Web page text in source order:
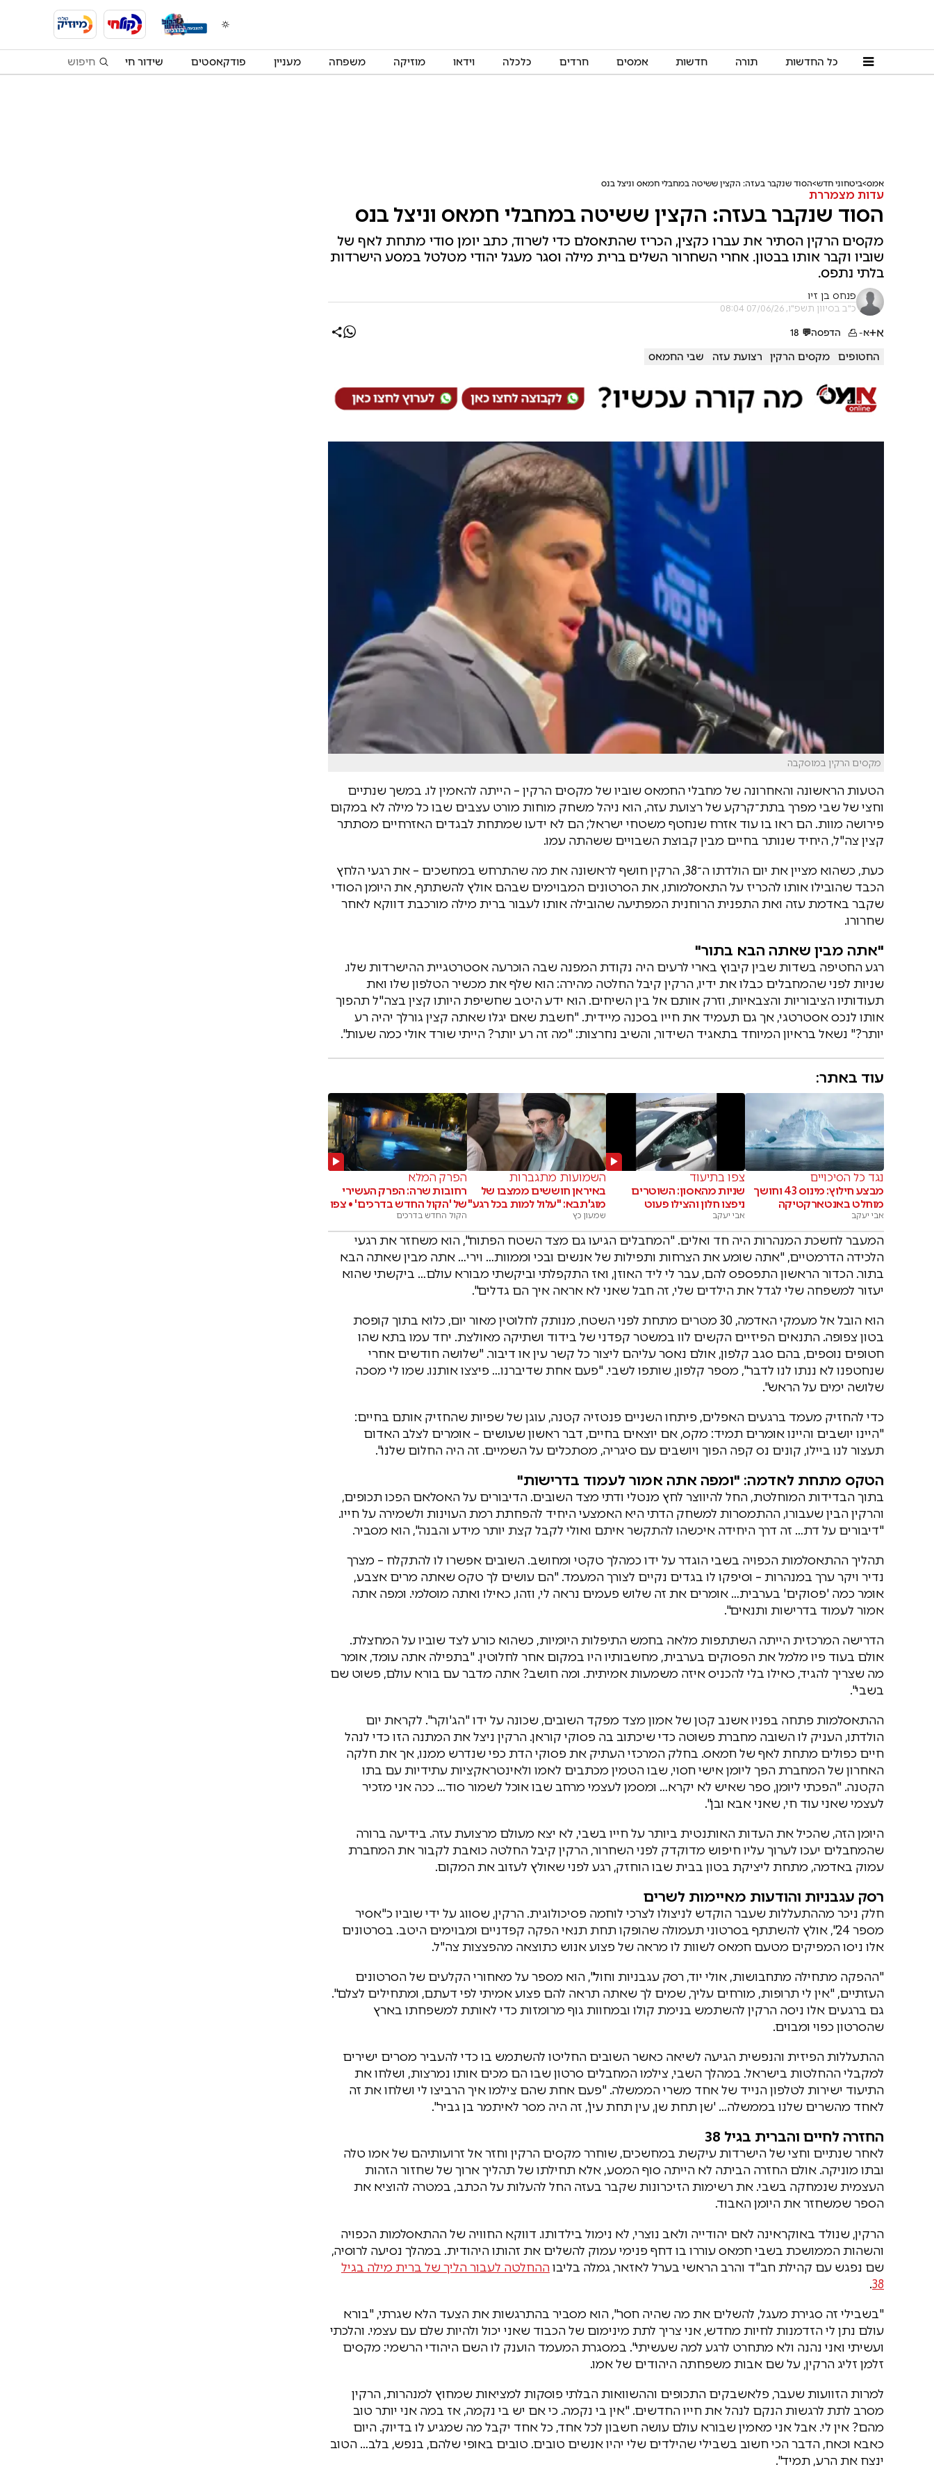
כל החדשות תורה חדשות אמסים חרדים כלכלה וידאו מוזיקה משפחה מעניין פודקאסטים שידור חי
אמס ביטחוני חדש הסוד שנקבר בעזה: הקצין ששיטה במחבלי חמאס וניצל בנס
עדות מצמררת
הסוד שנקבר בעזה: הקצין ששיטה במחבלי חמאס וניצל בנס
מקסים הרקין הסתיר את עברו כקצין, הכריז שהתאסלם כדי לשרוד, כתב יומן סודי מתחת לאף של
שוביו וקבר אותו בבטון. אחרי השחרור השלים ברית מילה וסגר מעגל יהודי מטלטל במסע הישרדות
בלתי נתפס.
פנחס בן זיו
כ"ב בסיוון תשפ"ו, 07/06/26 08:04
א+א- הדפסה💬
18
החטופים מקסים הרקין רצועת עזה שבי החמאס
מקסים הרקין במוסקבה
הטעות הראשונה והאחרונה של מחבלי החמאס שוביו של מקסים הרקין – הייתה להאמין לו. במשך שנתיים
וחצי של שבי מפרך בתת־קרקע של רצועת עזה, הוא ניהל משחק מוחות מורט עצבים שבו כל מילה לא במקום
פירושה מוות. הם ראו בו עוד אזרח שנחטף משטחי ישראל; הם לא ידעו שמתחת לבגדים האזרחיים מסתתר
קצין צה"ל, היחיד שנותר בחיים מבין קבוצת השבויים ששהתה עמו.
כעת, כשהוא מציין את יום הולדתו ה־38, הרקין חושף לראשונה את מה שהתרחש במחשכים – את רגעי הלחץ
הכבד שהובילו אותו להכריז על התאסלמותו, את הסרטונים המבוימים שבהם אולץ להשתתף, את היומן הסודי
שקבר באדמת עזה ואת התפנית הרוחנית המפתיעה שהובילה אותו לעבור ברית מילה מורכבת דווקא לאחר
שחרורו.
"אתה מבין שאתה הבא בתור"
רגע החטיפה בשדות שבין קיבוץ בארי לרעים היה נקודת המפנה שבה הוכרעה אסטרטגיית ההישרדות שלו.
שניות לפני שהמחבלים כבלו את ידיו, הרקין קיבל החלטה מהירה: הוא שלף את מכשיר הטלפון שלו ואת
תעודותיו הציבוריות והצבאיות, וזרק אותם אל בין השיחים. הוא ידע היטב שחשיפת היותו קצין בצה"ל תהפוך
אותו לנכס אסטרטגי, אך גם תעמיד את חייו בסכנה מיידית. "חשבת שאם יגלו שאתה קצין גורלך יהיה רע
יותר?" נשאל בראיון המיוחד בתאגיד השידור, והשיב נחרצות: "מה זה רע יותר? הייתי שורד אולי כמה שעות".
עוד באתר:
נגד כל הסיכויים
מבצע חילוץ: מינוס 43 וחושך
מוחלט באנטארקטיקה
אבי יעקב
צפו בתיעוד
שניות מהאסון: השוטרים
ניפצו חלון והצילו פעוט
אבי יעקב
השמועות מתגברות
באיראן חוששים ממצבו של
מוג'תבא: "עלול למות בכל רגע"
שמעון כץ
הפרק המלא
רחובות שרה: הפרק העשירי
של 'הקול החדש בדרכים' • צפו
הקול החדש בדרכים
המעבר לחשכת המנהרות היה חד ואלים. "המחבלים הגיעו גם מצד השטח הפתוח", הוא משחזר את רגעי
הלכידה הדרמטיים, "אתה שומע את הצרחות ותפילות של אנשים ובכי וממוות… וירי… אתה מבין שאתה הבא
בתור. הכדור הראשון התפספס להם, עבר לי ליד האוזן, ואז התקפלתי וביקשתי מבורא עולם… ביקשתי שהוא
יעזור למשפחה שלי לגדל את הילדים שלי, זה חבל שאני לא אראה איך הם גדלים".
הוא הובל אל מעמקי האדמה, 30 מטרים מתחת לפני השטח, מנותק לחלוטין מאור יום, כלוא בתוך קופסת
בטון צפופה. התנאים הפיזיים הקשים לוו במשטר קפדני של בידוד ושתיקה מאולצת. יחד עמו בתא שהו
חטופים נוספים, בהם סגב קלפון, אולם נאסר עליהם ליצור כל קשר עין או דיבור. "שלושה חודשים אחרי
שנחטפנו לא ננתו לנו לדבר", מספר קלפון, שותפו לשבי. "פעם אחת שדיברנו… פיצצו אותנו. שמו לי מסכה
שלושה ימים על הראש".
כדי להחזיק מעמד ברגעים האפלים, פיתחו השניים פנטזיה קטנה, עוגן של שפיות שהחזיק אותם בחיים:
"היינו יושבים והיינו אומרים תמיד: מקס, אם יוצאים בחיים, דבר ראשון שעושים – אומרים לצלב האדום
תעצור לנו ביילו, קונים נס קפה הפוך ויושבים עם סיגריה, מסתכלים על השמיים. זה היה החלום שלנו".
הטקס מתחת לאדמה: "ומפה אתה אמור לעמוד בדרישות"
בתוך הבדידות המוחלטת, החל להיווצר לחץ מנטלי ודתי מצד השובים. הדיבורים על האסלאם הפכו תכופים,
והרקין הבין שעבורו, ההתמסרות למשחק הדתי היא האמצעי היחיד להפחתת רמת העוינות ולשמירה על חייו.
"דיבורים על דת… זה דרך היחידה איכשהו להתקשר איתם ואולי לקבל קצת יותר מידע והבנה", הוא מסביר.
תהליך ההתאסלמות הכפויה בשבי הוגדר על ידו כמהלך טקטי ומחושב. השובים אפשרו לו להתקלח – מצרך
נדיר ויקר ערך במנהרות – וסיפקו לו בגדים נקיים לצורך המעמד. "הם עושים לך טקס שאתה מרים אצבע,
אומר כמה 'פסוקים' בערבית… אומרים את זה שלוש פעמים נראה לי, וזהו, כאילו ואתה מוסלמי. ומפה אתה
אמור לעמוד בדרישות ותנאים".
הדרישה המרכזית הייתה השתתפות מלאה בחמש התיפלות היומיות, כשהוא כורע לצד שוביו על המחצלת.
אולם בעוד פיו מלמל את הפסוקים בערבית, מחשבותיו היו במקום אחר לחלוטין. "בתפילה אתה עומד, אומר
מה שצריך להגיד, כאילו בלי להכניס איזה משמעות אמיתית. ומה חושב? אתה מדבר עם בורא עולם, פשוט שם
בשבי".
ההתאסלמות פתחה בפניו אשנב קטן של אמון מצד מפקד השובים, שכונה על ידו "הג'וקר". לקראת יום
הולדתו, העניק לו השובה מחברת פשוטה כדי שיכתוב בה פסוקי קוראן. הרקין ניצל את המתנה הזו כדי לנהל
חיים כפולים מתחת לאף של חמאס. בחלק המרכזי העתיק את פסוקי הדת כפי שנדרש ממנו, אך את חלקה
האחרון של המחברת הפך ליומן אישי חסוי, שבו הטמין מכתבים לאמו ולאינטראקציות עתידיות עם בתו
הקטנה. "הפכתי ליומן, ספר שאיש לא יקרא… ומסמן לעצמי מרחב שבו אוכל לשמור סוד… ככה אני מזכיר
לעצמי שאני עוד חי, שאני אבא ובן".
היומן הזה, שהכיל את העדות האותנטית ביותר על חייו בשבי, לא יצא מעולם מרצועת עזה. בידיעה ברורה
שהמחבלים יעכו לערוך עליו חיפוש מדוקדק לפני השחרור, הרקין קיבל החלטה כואבת לקבור את המחברת
עמוק באדמה, מתחת ליציקת בטון בבית שבו הוחזק, רגע לפני שאולץ לעזוב את המקום.
רסק עגבניות והודעות מאיימות לשרים
חלק ניכר מההתעללות שעבר הוקדש לניצולו לצרכי לוחמה פסיכולוגית. הרקין, שסווג על ידי שוביו כ"אסיר
מספר 24", אולץ להשתתף בסרטוני תעמולה שהופקו תחת תנאי הפקה קפדניים ומבוימים היטב. בסרטונים
אלו ניסו המפיקים מטעם חמאס לשוות לו מראה של פצוע אנוש כתוצאה מהפצצות צה"ל.
"ההפקה מתחילה מתחבושות, אולי יוד, רסק עגבניות וחול", הוא מספר על מאחורי הקלעים של הסרטונים
העזתיים, "אין לי תרופות, מורחים עליך, שמים לך שאתה תראה להם פצוע אמיתי לפי דעתם, ומתחילים לצלם".
גם ברגעים אלו ניסה הרקין להשתמש בנימת קולו ובמחוות גוף מרומזות כדי לאותת למשפחתו בארץ
שהסרטון כפוי ומבוים.
ההתעללות הפיזית והנפשית הגיעה לשיאה כאשר השובים החליטו להשתמש בו כדי להעביר מסרים ישירים
למקבלי ההחלטות בישראל. במהלך השבי, צילמו המחבלים סרטון שבו הם מכים אותו נמרצות, ושלחו את
התיעוד ישירות לטלפון הנייד של אחד משרי הממשלה. "פעם אחת שהם צילמו איך הרביצו לי ושלחו את זה
לאחד מהשרים שלנו בממשלה… 'שן תחת שן, עין תחת עין', זה היה מסר לאיתמר בן גביר".
החזרה לחיים והברית בגיל 38
לאחר שנתיים וחצי של הישרדות עיקשת במחשכים, שוחרר מקסים הרקין וחזר אל זרועותיהם של אמו טלה
ובתו מוניקה. אולם החזרה הביתה לא הייתה סוף המסע, אלא תחילתו של תהליך ארוך של שחזור הזהות
העצמית שנמחקה בשבי. את רשימות הזיכרונות שקבר בעזה החל להעלות על הכתב, במטרה להוציא את
הספר שמשחזר את היומן האבוד.
הרקין, שנולד באוקראינה לאם יהודייה ולאב נוצרי, לא נימול בילדותו. דווקא החוויה של ההתאסלמות הכפויה
והשהות הממושכת בשבי חמאס עוררו בו דחף פנימי עמוק להשלים את זהותו היהודית. במהלך נסיעה לרוסיה,
שם נפגש עם קהילת חב"ד והרב הראשי בערל לאזאר, גמלה בליבו ההחלטה לעבור הליך של ברית מילה בגיל
38
.
"בשבילי זה סגירת מעגל, להשלים את מה שהיה חסר", הוא מסביר בהתרגשות את הצעד הלא שגרתי, "בורא
עולם נתן לי הזדמנות לחיות מחדש, אני צריך לתת מינימום של הכבוד שאני יכול ולהיות שלם עם עצמי. והלכתי
ועשיתי ואני נהנה ולא מתחרט לרגע למה שעשיתי". במסגרת המעמד הוענק לו השם היהודי הרשמי: מקסים
זלמן זליג הרקין, על שם אבות משפחתה היהודים של אמו.
למרות הזוועות שעבר, פלאשבקים התכופים וההשוואות הבלתי פוסקות למציאות שמחוץ למנהרות, הרקין
מסרב לתת לרגשות הנקם לנהל את חייו החדשים. "אין בי נקמה. כי אם יש בי נקמה, אז במה אני יותר טוב
מהם? אין לי. אבל אני מאמין שבורא עולם עושה חשבון לכל אחד, כל אחד יקבל מה שמגיע לו בדיוק. היום
כאבא וכאח, הדבר הכי חשוב בשבילי שהילדים שלי יהיו אנשים טובים. טובים באופי שלהם, בנפש, בלב… הטוב
ינצח את הרע, תמיד".